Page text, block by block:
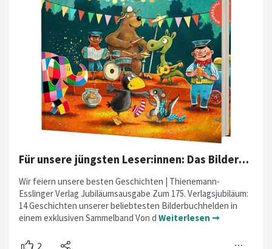
Für unsere jüngsten Leser:innen: Das Bilderbuchfest (4-7) /Tipp für Ostern!
Wir feiern unsere besten Geschichten | Thienemann-
Esslinger Verlag Jubiläumsausgabe Zum 175. Verlagsjubiläum:
14 Geschichten unserer beliebtesten Bilderbuchhelden in
einem exklusiven Sammelband Von d Weiterlesen ➞